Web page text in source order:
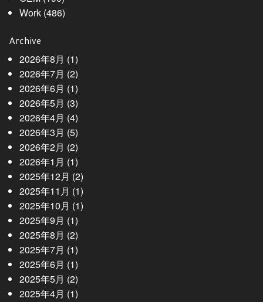
Work(486)
Archive
2026年8月 (1)
2026年7月 (2)
2026年6月 (1)
2026年5月 (3)
2026年4月 (4)
2026年3月 (5)
2026年2月 (2)
2026年1月 (1)
2025年12月 (2)
2025年11月 (1)
2025年10月 (1)
2025年9月 (1)
2025年8月 (2)
2025年7月 (1)
2025年6月 (1)
2025年5月 (2)
2025年4月 (1)